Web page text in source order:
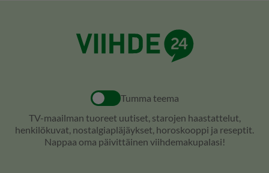
Tumma teema
TV-maailman tuoreet uutiset, starojen haastattelut,
henkilökuvat, nostalgiapläjäykset, horoskooppi ja reseptit.
Nappaa oma päivittäinen viihdemakupalasi!